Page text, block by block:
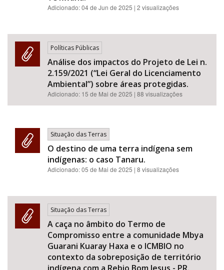
Adicionado:04 de Jun de 2025 | 2 visualizações
Políticas Públicas
Análise dos impactos do Projeto de Lei n.
2.159/2021 (“Lei Geral do Licenciamento
Ambiental”) sobre áreas protegidas.
Adicionado: 15 de Mai de 2025 | 88 visualizações
Situação das Terras
O destino de uma terra indígena sem
indígenas: o caso Tanaru.
Adicionado:05 de Mai de 2025 | 8 visualizações
Situação das Terras
A caça no âmbito do Termo de
Compromisso entre a comunidade Mbya
Guarani Kuaray Haxa e o ICMBIO no
contexto da sobreposição de território